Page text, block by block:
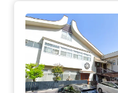
誓願寺の詳細へ